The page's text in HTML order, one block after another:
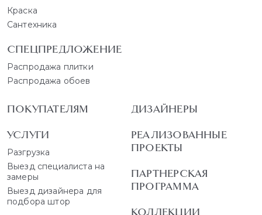
Краска
Сантехника
СПЕЦПРЕДЛОЖЕНИЕ
Распродажа плитки
Распродажа обоев
ПОКУПАТЕЛЯМ
УСЛУГИ
Разгрузка
Выезд специалиста на
замеры
Выезд дизайнера для
подбора штор
ДИЗАЙНЕРЫ
РЕАЛИЗОВАННЫЕ
ПРОЕКТЫ
ПАРТНЕРСКАЯ
ПРОГРАММА
КОЛЛЕКЦИИ